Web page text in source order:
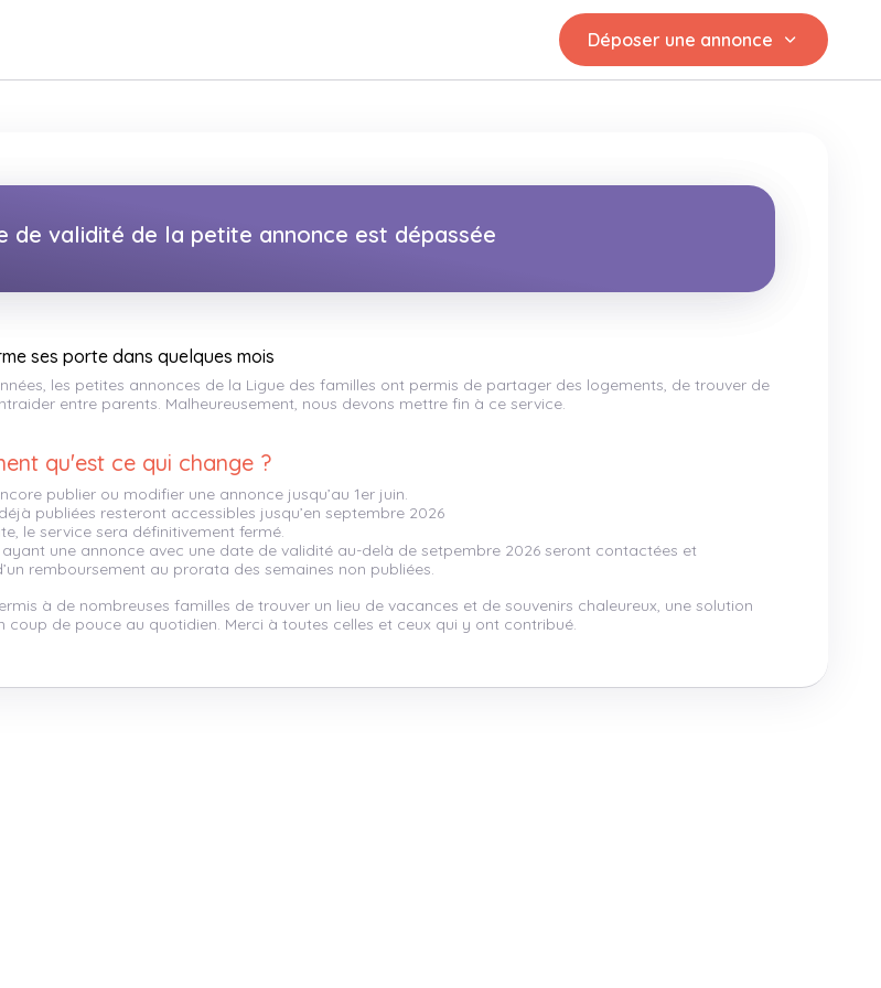
Déposer une annonce
de validité de la petite annonce est dépassée
ses porte dans quelques mois
les petites annonces de la Ligue des familles ont permis de partager des logements, de trouver de
entre parents. Malheureusement, nous devons mettre fin à ce service.
qu'est ce qui change ?
publier ou modifier une annonce jusqu’au 1er juin.
publiées resteront accessibles jusqu’en septembre 2026
le service sera définitivement fermé.
ayant une annonce avec une date de validité au-delà de setpembre 2026 seront contactées et
remboursement au prorata des semaines non publiées.
à de nombreuses familles de trouver un lieu de vacances et de souvenirs chaleureux, une solution
coup de pouce au quotidien. Merci à toutes celles et ceux qui y ont contribué.